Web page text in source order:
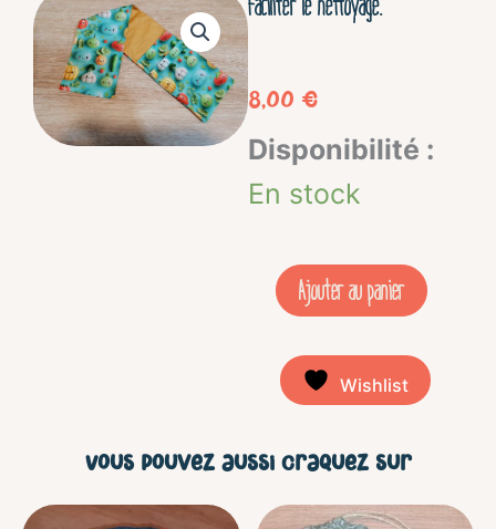
8,00 €
Disponibilité :
En stock
quantité
de
couverts
Ajouter au panier
Wishlist
Vous pouvez aussi craquez sur